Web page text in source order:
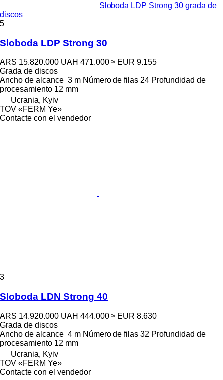
Sloboda LDP Strong 30 grada de
discos
5
Sloboda LDP Strong 30
ARS 15.820.000 UAH 471.000 ≈ EUR 9.155
Grada de discos
Ancho de alcance 3 m Número de filas 24 Profundidad de
procesamiento 12 mm
Ucrania, Kyiv
TOV «FERM Ye»
Contacte con el vendedor
3
Sloboda LDN Strong 40
ARS 14.920.000 UAH 444.000 ≈ EUR 8.630
Grada de discos
Ancho de alcance 4 m Número de filas 32 Profundidad de
procesamiento 12 mm
Ucrania, Kyiv
TOV «FERM Ye»
Contacte con el vendedor